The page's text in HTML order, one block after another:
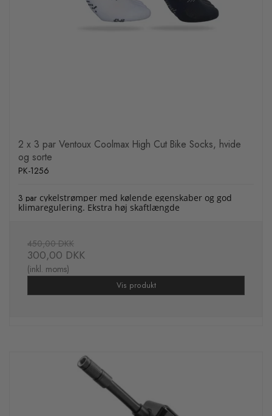
2 x 3 par Ventoux Coolmax High Cut Bike Socks, hvide
og sorte
PK-1256
3 par cykelstrømper med kølende egenskaber og god
klimaregulering. Ekstra høj skaftlængde
450,00 DKK
300,00 DKK
(inkl. moms)
Vis produkt